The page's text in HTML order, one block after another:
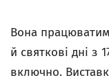
Вона
й святкові дні з
включно.